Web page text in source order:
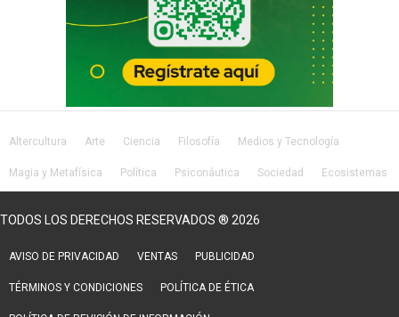
Altercultura Arte Ciencia Filosofía Medios y Tecnología
Magia y Metafísica Política Psiconáutica Sociedad Ecosistemas
TODOS LOS DERECHOS RESERVADOS ® 2026
AVISO DE PRIVACIDAD VENTAS PUBLICIDAD
TÉRMINOS Y CONDICIONES POLÍTICA DE ÉTICA